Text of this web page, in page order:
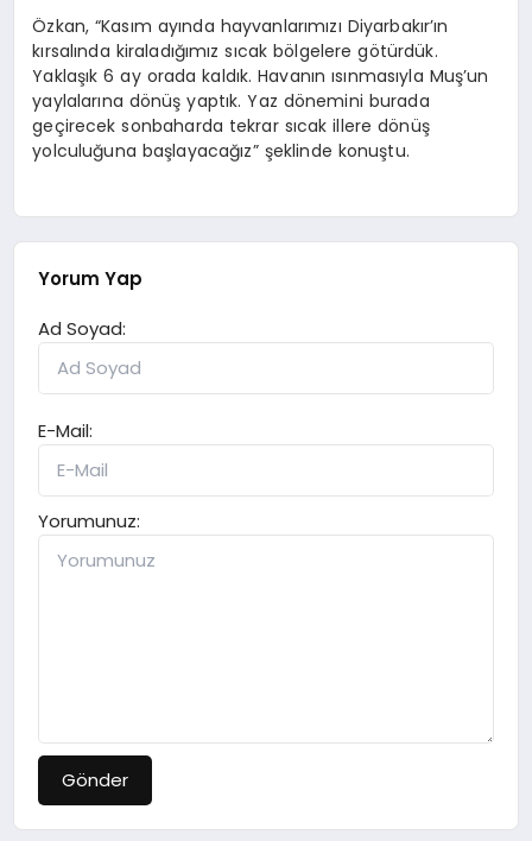
Özkan, “Kasım ayında hayvanlarımızı Diyarbakır’ın
kırsalında kiraladığımız sıcak bölgelere götürdük.
Yaklaşık 6 ay orada kaldık. Havanın ısınmasıyla Muş’un
yaylalarına dönüş yaptık. Yaz dönemini burada
geçirecek sonbaharda tekrar sıcak illere dönüş
yolculuğuna başlayacağız” şeklinde konuştu.
Yorum Yap
Ad Soyad:
E-Mail:
Yorumunuz:
Gönder